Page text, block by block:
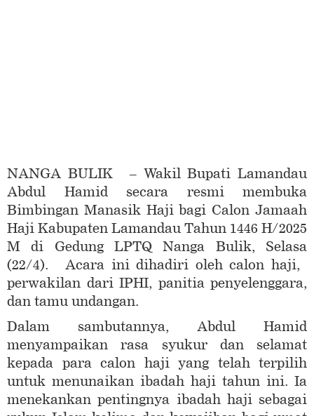
NANGA BULIK – Wakil Bupati Lamandau
Abdul Hamid secara resmi membuka
Bimbingan Manasik Haji bagi Calon Jamaah
Haji Kabupaten Lamandau Tahun 1446 H/2025
M di Gedung LPTQ Nanga Bulik, Selasa
(22/4). Acara ini dihadiri oleh calon haji,
perwakilan dari IPHI, panitia penyelenggara,
dan tamu undangan.
Dalam sambutannya, Abdul Hamid
menyampaikan rasa syukur dan selamat
kepada para calon haji yang telah terpilih
untuk menunaikan ibadah haji tahun ini. Ia
menekankan pentingnya ibadah haji sebagai